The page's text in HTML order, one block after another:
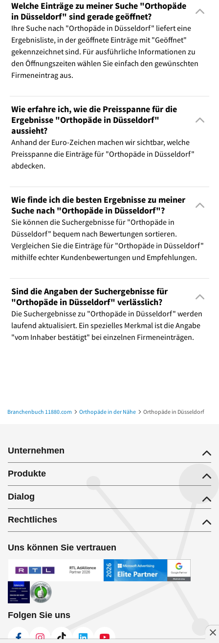
Welche Einträge zu meiner Suche "Orthopäde
in Düsseldorf" sind gerade geöffnet?
Ihre Suche nach "Orthopäde in Düsseldorf" liefert eine
Ergebnisliste, in der geöffnete Einträge mit "Geöffnet"
gekennzeichnet sind. Für ausführliche Informationen zu
den Öffnungszeiten wählen Sie einfach den gewünschten
Firmeneintrag aus.
Wie erfahre ich, wie die Preisspanne für die
Ergebnisse "Orthopäde in Düsseldorf"
aussieht?
Anhand der Euro-Zeichen machen wir sichtbar, welche
Preisspanne die Einträge für "Orthopäde in Düsseldorf"
abdecken.
Wie finde ich die besten Ergebnisse zu meiner
Suche nach "Orthopäde in Düsseldorf"?
Sie können die Suchergebnisse für "Orthopäde in
Düsseldorf" bequem nach Bewertungen sortieren.
Vergleichen Sie die Einträge für "Orthopäde in Düsseldorf"
mithilfe echter Kundenbewertungen und Empfehlungen.
Sind die Angaben der Suchergebnisse für
"Orthopäde in Düsseldorf" verlässlich?
Die Suchergebnisse zu "Orthopäde in Düsseldorf" werden
laufend aktualisiert. Ein spezielles Merkmal ist die Angabe
"vom Inhaber bestätigt" bei einzelnen Firmeneinträgen.
Branchenbuch 11880.com Orthopäde in der Nähe Orthopäde in Düsseldorf
Unternehmen
Produkte
Dialog
Rechtliches
Uns können Sie vertrauen
Folgen Sie uns